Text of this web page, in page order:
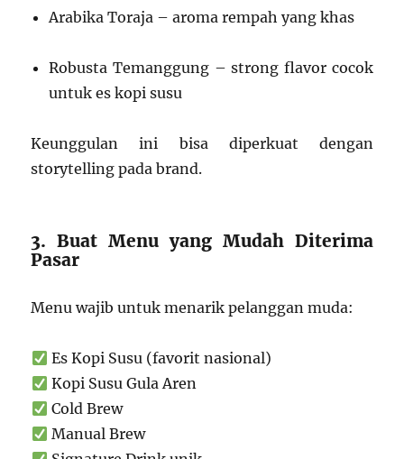
Arabika Toraja – aroma rempah yang khas
Robusta Temanggung – strong flavor cocok
untuk es kopi susu
Keunggulan ini bisa diperkuat dengan
storytelling pada brand.
3. Buat Menu yang Mudah Diterima
Pasar
Menu wajib untuk menarik pelanggan muda:
Es Kopi Susu (favorit nasional)
Kopi Susu Gula Aren
Cold Brew
Manual Brew